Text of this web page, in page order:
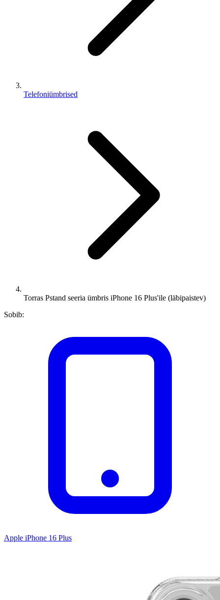
Telefoniümbrised
Torras Pstand seeria ümbris iPhone 16 Plus'ile (läbipaistev)
Sobib:
Apple iPhone 16 Plus